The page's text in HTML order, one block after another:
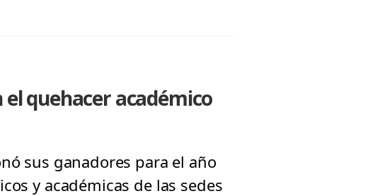
quehacer académico
sus ganadores para el año
y académicas de las sedes